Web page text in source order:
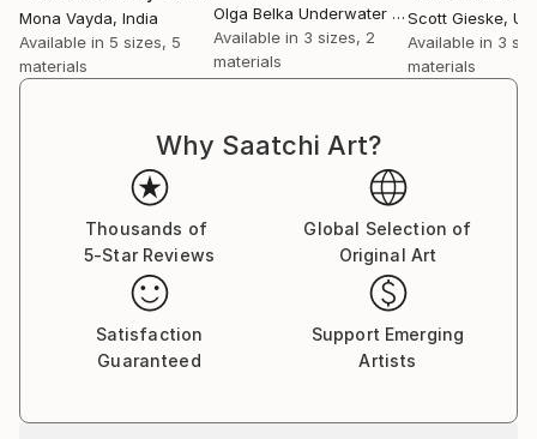
Thierry Mutin. Planet Earth. Solar System. Milky Way
Galaxy. Multivers level 1.
Mona Vayda, India
Available in 5 sizes, 5
materials
Olga Belka Underwater Artist
, Singapore
Available in 3 sizes, 2
materials
Scott Gieske,
Available in 3
materials
Why Saatchi Art?
Thousands of
5-Star Reviews
Global Selection of
Original Art
Satisfaction
Guaranteed
Support Emerging
Artists